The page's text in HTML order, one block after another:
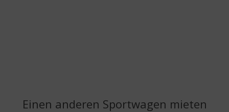
Einen anderen Sportwagen mieten